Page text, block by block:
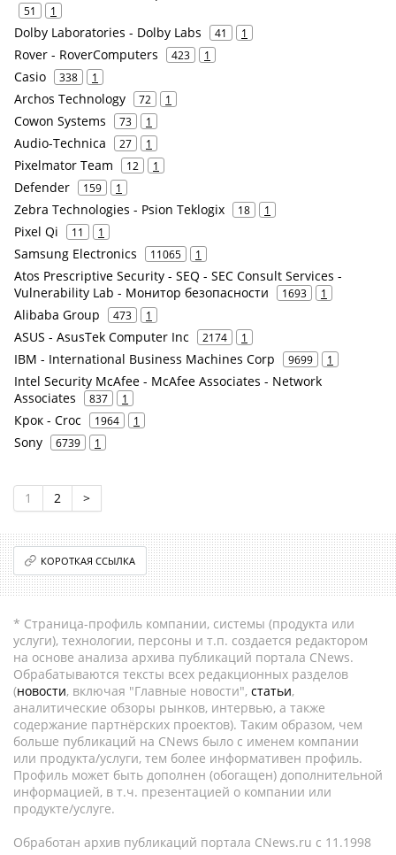
51 1
Dolby Laboratories - Dolby Labs 41 1
Rover - RoverComputers 423 1
Casio 338 1
Archos Technology 72 1
Cowon Systems 73 1
Audio-Technica 27 1
Pixelmator Team 12 1
Defender 159 1
Zebra Technologies - Psion Teklogix 18 1
Pixel Qi 11 1
Samsung Electronics 11065 1
Atos Prescriptive Security - SEQ - SEC Consult Services -
Vulnerability Lab - Монитор безопасности
1693 1
Alibaba Group 473 1
ASUS - AsusTek Computer Inc 2174 1
IBM - International Business Machines Corp 9699 1
Intel Security McAfee - McAfee Associates - Network
Associates
837 1
Крок - Croc 1964 1
Sony 6739 1
1 2 >
КОРОТКАЯ ССЫЛКА
* Страница-профиль компании, системы (продукта или
услуги), технологии, персоны и т.п. создается редактором
на основе анализа архива публикаций портала CNews.
Обрабатываются тексты всех редакционных разделов
(новости, включая "Главные новости", статьи,
аналитические обзоры рынков, интервью, а также
содержание партнёрских проектов). Таким образом, чем
больше публикаций на CNews было с именем компании
или продукта/услуги, тем более информативен профиль.
Профиль может быть дополнен (обогащен) дополнительной
информацией, в т.ч. презентацией о компании или
продукте/услуге.
Обработан архив публикаций портала CNews.ru c 11.1998